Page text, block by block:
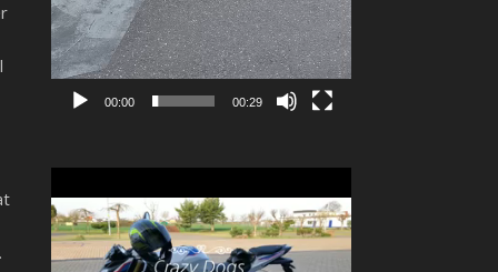
00:00 00:29